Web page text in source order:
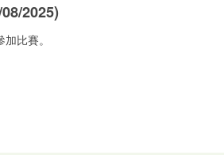
2025)
比賽。